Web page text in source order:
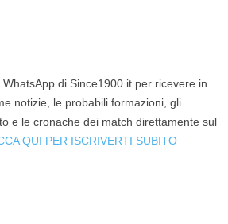
di Since1900.it per ricevere in
notizie, le probabili formazioni, gli
e le cronache dei match direttamente sul
QUI PER ISCRIVERTI SUBITO